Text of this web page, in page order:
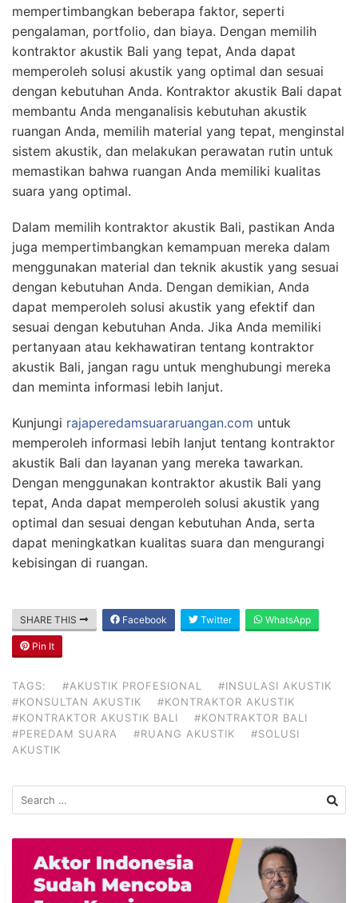
mempertimbangkan beberapa faktor, seperti
pengalaman, portfolio, dan biaya. Dengan memilih
kontraktor akustik Bali yang tepat, Anda dapat
memperoleh solusi akustik yang optimal dan sesuai
dengan kebutuhan Anda. Kontraktor akustik Bali dapat
membantu Anda menganalisis kebutuhan akustik
ruangan Anda, memilih material yang tepat, menginstal
sistem akustik, dan melakukan perawatan rutin untuk
memastikan bahwa ruangan Anda memiliki kualitas
suara yang optimal.
Dalam memilih kontraktor akustik Bali, pastikan Anda
juga mempertimbangkan kemampuan mereka dalam
menggunakan material dan teknik akustik yang sesuai
dengan kebutuhan Anda. Dengan demikian, Anda
dapat memperoleh solusi akustik yang efektif dan
sesuai dengan kebutuhan Anda. Jika Anda memiliki
pertanyaan atau kekhawatiran tentang kontraktor
akustik Bali, jangan ragu untuk menghubungi mereka
dan meminta informasi lebih lanjut.
Kunjungi rajaperedamsuararuangan.com untuk
memperoleh informasi lebih lanjut tentang kontraktor
akustik Bali dan layanan yang mereka tawarkan.
Dengan menggunakan kontraktor akustik Bali yang
tepat, Anda dapat memperoleh solusi akustik yang
optimal dan sesuai dengan kebutuhan Anda, serta
dapat meningkatkan kualitas suara dan mengurangi
kebisingan di ruangan.
SHARE THIS Facebook Twitter WhatsApp
Pin It
TAGS: #AKUSTIK PROFESIONAL
#INSULASI AKUSTIK
#KONSULTAN AKUSTIK
#KONTRAKTOR AKUSTIK
#KONTRAKTOR AKUSTIK BALI
#KONTRAKTOR BALI
#PEREDAM SUARA
#RUANG AKUSTIK
#SOLUSI
AKUSTIK